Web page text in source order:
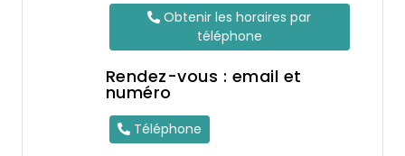
Obtenir les horaires par
téléphone
Rendez-vous : email et
numéro
Téléphone